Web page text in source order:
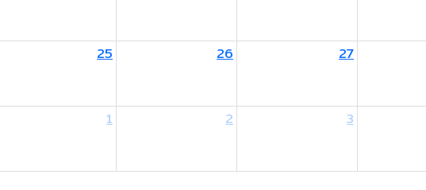
25 26 27
1 2 3